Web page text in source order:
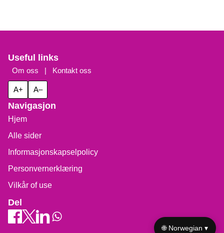
Useful links
Om oss | Kontakt oss
A+ A–
Navigasjon
Hjem
Alle sider
Informasjonskapselpolicy
Personvernerklæring
Vilkår of use
Del
🌐 Norwegian ▾